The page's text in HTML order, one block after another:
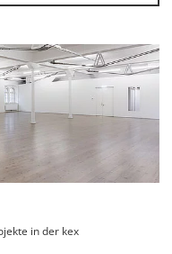
in der kex